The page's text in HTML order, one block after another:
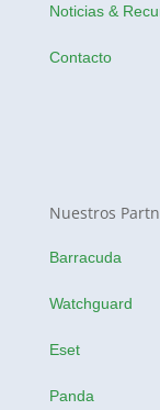
Noticias &
Contacto
Nuestros
Barracuda
Watchguard
Eset
Panda